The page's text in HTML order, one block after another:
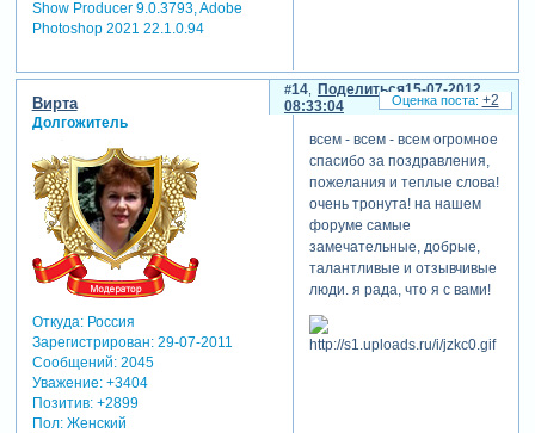
Show Producer 9.0.3793, Adobe
Photoshop 2021 22.1.0.94
Поделиться
14
15-07-2012
08:33:04
Вирта
Долгожитель
Откуда:Россия
Зарегистрирован: 29-07-2011
Сообщений:2045
Уважение: +3404
Позитив: +2899
Пол:Женский
всем - всем - всем огромное
спасибо за поздравления,
пожелания и теплые слова!
очень тронута! на нашем
форуме самые
замечательные, добрые,
талантливые и отзывчивые
люди. я рада, что я с вами!
+2